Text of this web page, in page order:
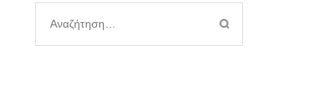
Αναζήτηση
για: